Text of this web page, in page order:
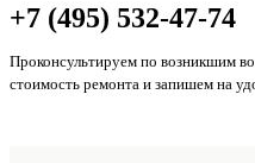
+7 (495) 532-47-74
Проконсультируем по возникшим
стоимость ремонта и запишем на